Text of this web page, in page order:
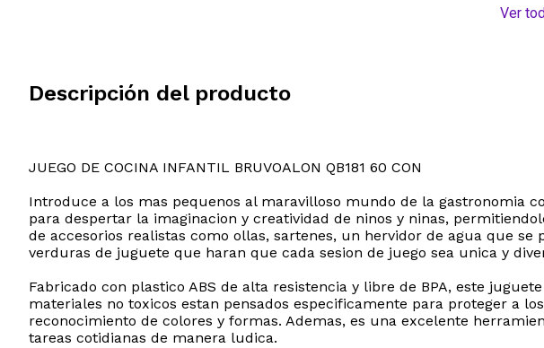
Ver
Descripción del producto
JUEGO DE COCINA INFANTIL BRUVOALON QB181 60 CON
Introduce a los mas pequenos al maravilloso mundo de la gastronomia
para despertar la imaginacion y creatividad de ninos y ninas,
de accesorios realistas como ollas, sartenes, un hervidor de agua que
verduras de juguete que haran que cada sesion de juego sea unica y
Fabricado con plastico ABS de alta resistencia y libre de BPA, este
materiales no toxicos estan pensados especificamente para proteger a
reconocimiento de colores y formas. Ademas, es una excelente
tareas cotidianas de manera ludica.